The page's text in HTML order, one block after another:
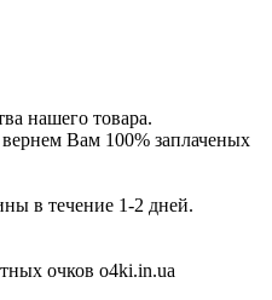
нашего товара.
Вам 100% заплаченых
в течение 1-2 дней.
очков o4ki.in.ua